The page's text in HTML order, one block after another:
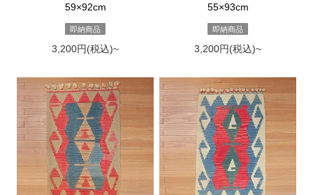
59×92cm
即納商品
3,200円(税込)~
55×93cm
即納商品
3,200円(税込)~